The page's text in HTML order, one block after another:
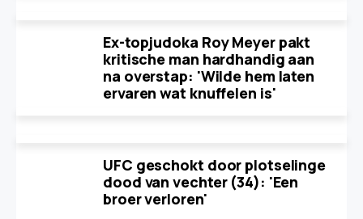
Ex-topjudoka Roy Meyer pakt
kritische man hardhandig aan
na overstap: 'Wilde hem laten
ervaren wat knuffelen is'
UFC geschokt door plotselinge
dood van vechter (34): 'Een
broer verloren'